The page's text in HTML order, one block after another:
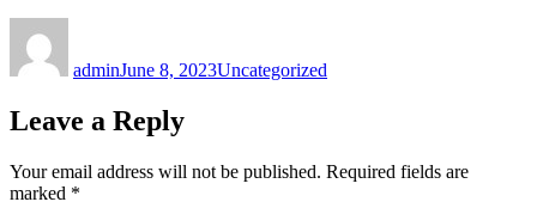
adminJune 8, 2023Uncategorized
Leave a Reply
Your email address will not be published. Required fields are
marked *